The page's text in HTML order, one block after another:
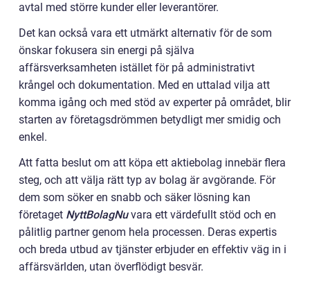
avtal med större kunder eller leverantörer.
Det kan också vara ett utmärkt alternativ för de som
önskar fokusera sin energi på själva
affärsverksamheten istället för på administrativt
krångel och dokumentation. Med en uttalad vilja att
komma igång och med stöd av experter på området, blir
starten av företagsdrömmen betydligt mer smidig och
enkel.
Att fatta beslut om att köpa ett aktiebolag innebär flera
steg, och att välja rätt typ av bolag är avgörande. För
dem som söker en snabb och säker lösning kan
företaget NyttBolagNu vara ett värdefullt stöd och en
pålitlig partner genom hela processen. Deras expertis
och breda utbud av tjänster erbjuder en effektiv väg in i
affärsvärlden, utan överflödigt besvär.